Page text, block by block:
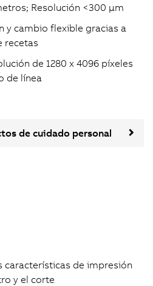
Resolución <300 μm
y cambio flexible gracias a
recetas
de 1280 x 4096 píxeles
de línea
de cuidado personal
características de impresión
y el corte